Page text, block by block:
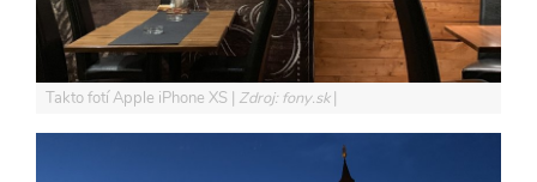
Takto fotí Apple iPhone XS Zdroj: fony.sk